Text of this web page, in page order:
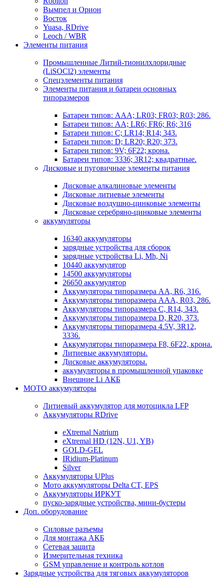
Вымпел и Орион
Восток
Yuasa, RDrive
Leoch / WBR
Элементы питания
Промышленные Литий-тионилхлоридные
(LiSOCl2) элементы
Спецэлементы питания
Элементы питания и батареи основных
типоразмеров
Батареи типов: AAA; LR03; FR03; R03; 286.
Батареи типов: AA; LR6; FR6; R6; 316
Батареи типов: C; LR14; R14; 343.
Батареи типов: D; LR20; R20; 373.
Батареи типов: 9V; 6F22; крона.
Батареи типов: 3336; 3R12; квадратные.
Дисковые и пуговичные элементы питания
Дисковые алкалиновые элементы
Дисковые литиевые элементы
Дисковые воздушно-цинковые элементы
Дисковые серебряно-цинковые элементы
аккумуляторы
16340 аккумуляторы
зарядные устройства для сборок
зарядные устройства Li, Mh, Ni
10440 аккумулятор
14500 аккумуляторы
26650 аккумулятор
Аккумуляторы типоразмера АА, R6, 316.
Аккумуляторы типоразмера ААА, R03, 286.
Аккумуляторы типоразмера С, R14, 343.
Аккумуляторы типоразмера D, R20, 373.
Аккумуляторы типоразмера 4.5V, 3R12,
3336.
Аккумуляторы типоразмера F8, 6F22, крона.
Литиевые аккумуляторы.
Дисковые аккумуляторы.
аккумуляторы в промышленной упаковке
Внешние Li АКБ
МОТО аккумуляторы
Литиевый аккумулятор для мотоцикла LFP
Аккумуляторы RDrive
eXtremal Natrium
eXtremal HD (12N, U1, YB)
GOLD-GEL
IRidium-Platinum
Silver
Аккумуляторы UPlus
Мото аккумуляторы Delta CT, EPS
Аккумуляторы ИРКУТ
пуско-зарядные устройства, мини-бустеры
Доп. оборудование
Силовые разъемы
Для монтажа АКБ
Сетевая защита
Измерительная техника
GSM управление и контроль котлов
Зарядные устройства для тяговых аккумуляторов